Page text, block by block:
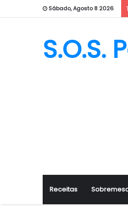
Sábado, Agosto 8 2026
S.O.S.
Receitas